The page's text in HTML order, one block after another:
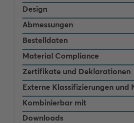
Design
Abmessungen
Bestelldaten
Material Compliance
Zertifikate und Deklarationen
Externe Klassifizierungen und
Kombinierbar mit
Downloads